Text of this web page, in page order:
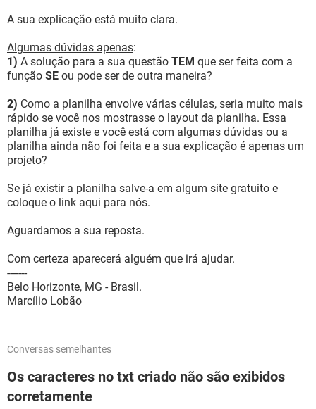
A sua explicação está muito clara.
Algumas dúvidas apenas:
1) A solução para a sua questão TEM que ser feita com a
função SE ou pode ser de outra maneira?
2) Como a planilha envolve várias células, seria muito mais
rápido se você nos mostrasse o layout da planilha. Essa
planilha já existe e você está com algumas dúvidas ou a
planilha ainda não foi feita e a sua explicação é apenas um
projeto?
Se já existir a planilha salve-a em algum site gratuito e
coloque o link aqui para nós.
Aguardamos a sua reposta.
Com certeza aparecerá alguém que irá ajudar.
-------
Belo Horizonte, MG - Brasil.
Marcílio Lobão
Conversas semelhantes
Os caracteres no txt criado não são exibidos
corretamente